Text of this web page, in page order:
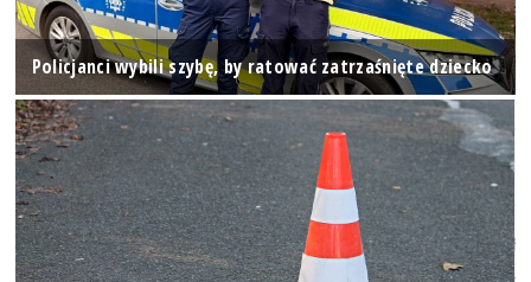
Policjanci wybili szybę, by ratować zatrzaśnięte dziecko